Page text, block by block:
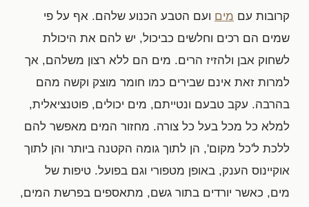
קרובות עם מים ועם הטבע הכנוע שלהם. אף על פי
שמים הם רכים וחלשים כביכול, יש להם את היכולת
לשחוק אבן ולהזיז הרים. מים הם ללא רצון משלהם, אך
למרות זאת אינם שבירים כמו חומר מוצק וקשה מהם
בהרבה. עקב טבעם ונטייתם, מים יכולים, פוטנציאלית,
למלא כל מכל בעל כל צורה. מחזור המים מאפשר להם
ללכת ל'כל מקום', הן לתוך גומה הקטנה ביותר והן לתוך
אוקיינוס הענק, באופן מטפורי וגם בפועל. טיפות של
מים, כאשר יורדים בתור גשם, מתאספים בפרשת המים,